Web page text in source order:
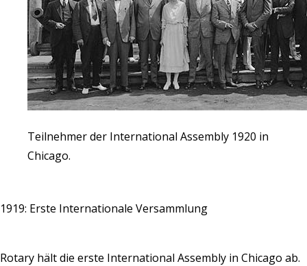
Teilnehmer der International Assembly 1920 in
Chicago.
1919: Erste Internationale Versammlung
Rotary hält die erste International Assembly in Chicago ab.